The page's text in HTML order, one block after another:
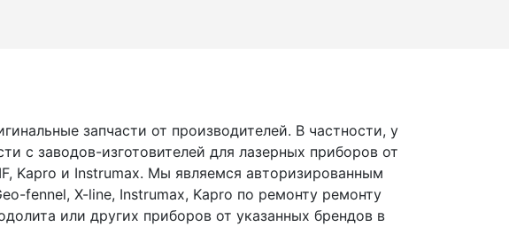
запчасти от производителей. В частности, у
с заводов-изготовителей для лазерных приборов от
Kapro и Instrumax. Мы являемся авторизированным
fennel, X-line, Instrumax, Kapro по ремонту ремонту
или других приборов от указанных брендов в